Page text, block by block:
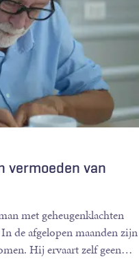
vermoeden van
met geheugenklachten
de afgelopen maanden zijn
Hij ervaart zelf geen…